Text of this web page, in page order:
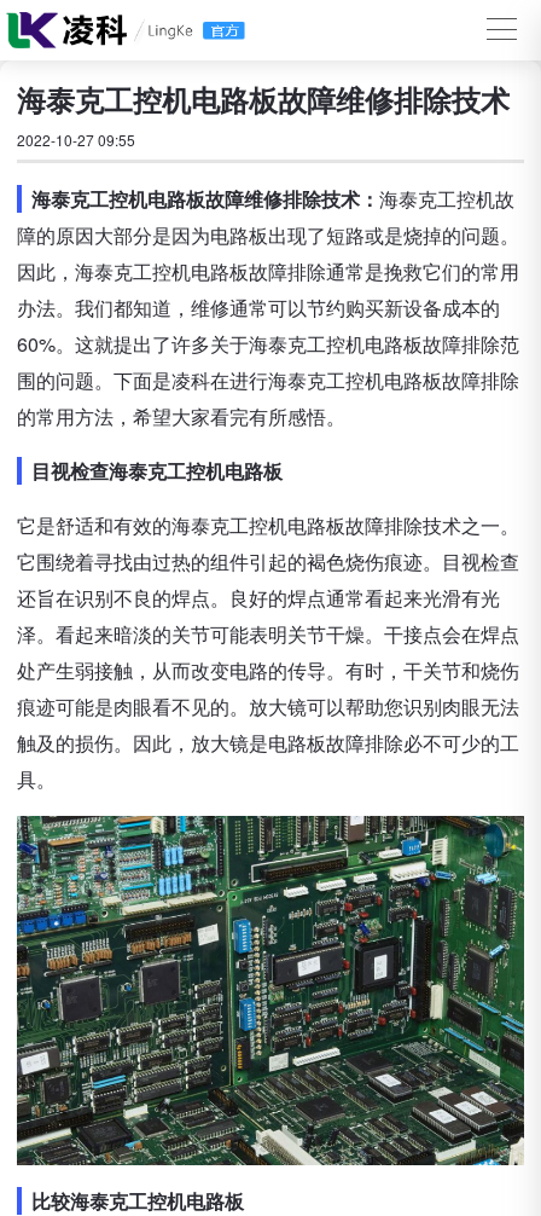
海泰克工控机电路板故障维修排除技术
2022-10-27 09:55
海泰克工控机电路板故障维修排除技术： 海泰克工控机故
障的原因大部分是因为电路板出现了短路或是烧掉的问题。
因此，海泰克工控机电路板故障排除通常是挽救它们的常用
办法。我们都知道，维修通常可以节约购买新设备成本的
60%。这就提出了许多关于海泰克工控机电路板故障排除范
围的问题。下面是凌科在进行海泰克工控机电路板故障排除
的常用方法，希望大家看完有所感悟。
目视检查海泰克工控机电路板
它是舒适和有效的海泰克工控机电路板故障排除技术之一。
它围绕着寻找由过热的组件引起的褐色烧伤痕迹。目视检查
还旨在识别不良的焊点。良好的焊点通常看起来光滑有光
泽。看起来暗淡的关节可能表明关节干燥。干接点会在焊点
处产生弱接触，从而改变电路的传导。有时，干关节和烧伤
痕迹可能是肉眼看不见的。放大镜可以帮助您识别肉眼无法
触及的损伤。因此，放大镜是电路板故障排除必不可少的工
具。
比较海泰克工控机电路板